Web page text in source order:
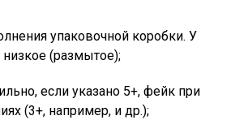
упаковочной коробки. У
(размытое);
если указано 5+, фейк при
(3+, например, и др.);